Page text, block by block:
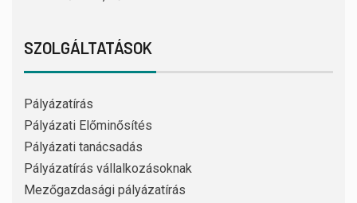
SZOLGÁLTATÁSOK
Pályázatírás
Pályázati Előminősítés
Pályázati tanácsadás
Pályázatírás vállalkozásoknak
Mezőgazdasági pályázatírás